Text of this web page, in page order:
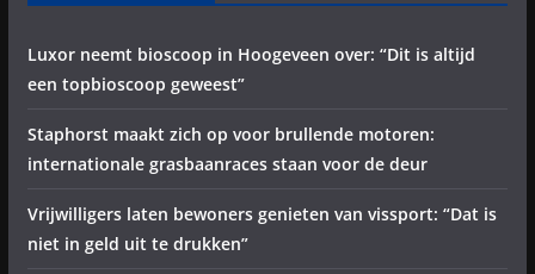
Luxor neemt bioscoop in Hoogeveen over: “Dit is altijd
een topbioscoop geweest”
Staphorst maakt zich op voor brullende motoren:
internationale grasbaanraces staan voor de deur
Vrijwilligers laten bewoners genieten van vissport: “Dat is
niet in geld uit te drukken”